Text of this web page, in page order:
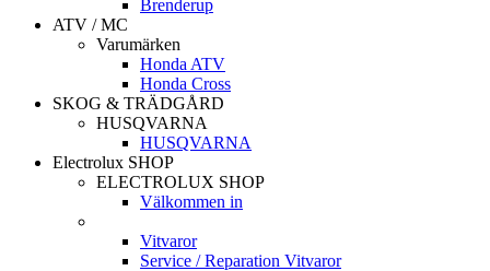
Brenderup
ATV / MC
Varumärken
Honda ATV
Honda Cross
SKOG & TRÄDGÅRD
HUSQVARNA
HUSQVARNA
Electrolux SHOP
ELECTROLUX SHOP
Välkommen in
Vitvaror
Service / Reparation Vitvaror